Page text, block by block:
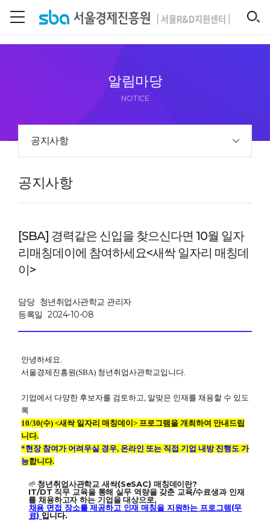
알림마당
NOTICE
공지사항
공지사항
[SBA] 경력같은 신입을 찾으신다면 10월 일자
리매칭데이에 참여하세요<새싹 일자리 매칭데
이>
담당 청년취업사관학교 관리자
등록일 2024-10-08
안녕하세요.
서울경제진흥원(SBA) 청년취업사관학교입니다.
기업에서 다양한 후보자를 검토하고, 알맞은 인재를 채용할 수 있도
록
10/30(수) <새싹 일자리 매칭데이> 프로그램을 개최하여 안내드립
니다.
*현장 참여가 어려우실 경우, 온라인 또는 직접 기업 내방 진행도 가
능합니다.
🌱 청년취업사관학교 새싹(SeSAC) 매칭데이란?
IT/DT 직무 교육을 통해 실무 역량을 갖춘 교육/수료생과 인재
를 채용하고자 하는 기업을 대상으로,
채용 면접 장소를 제공하고 인재 매칭을 지원하는 프로그램(무
료) 입니다.